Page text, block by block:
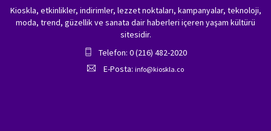
Kioskla, etkinlikler, indirimler, lezzet noktaları, kampanyalar, teknoloji,
moda, trend, güzellik ve sanata dair haberleri içeren yaşam kültürü
sitesidir.
Telefon: 0 (216) 482-2020
E-Posta: info@kioskla.co